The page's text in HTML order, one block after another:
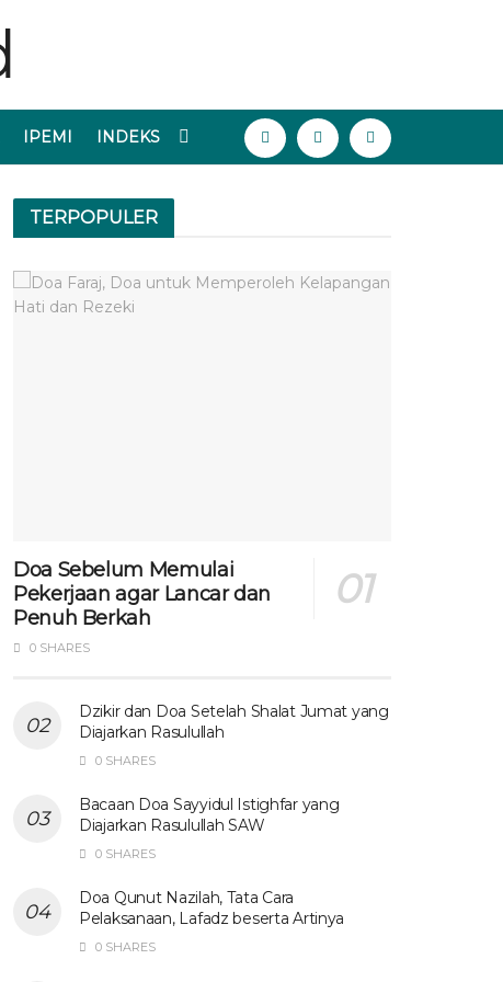
IPEMI INDEKS
TERPOPULER
Doa Sebelum Memulai
Pekerjaan agar Lancar dan
Penuh Berkah
0 SHARES
Dzikir dan Doa Setelah Shalat Jumat yang
Diajarkan Rasulullah
0 SHARES
Bacaan Doa Sayyidul Istighfar yang
Diajarkan Rasulullah SAW
0 SHARES
Doa Qunut Nazilah, Tata Cara
Pelaksanaan, Lafadz beserta Artinya
0 SHARES